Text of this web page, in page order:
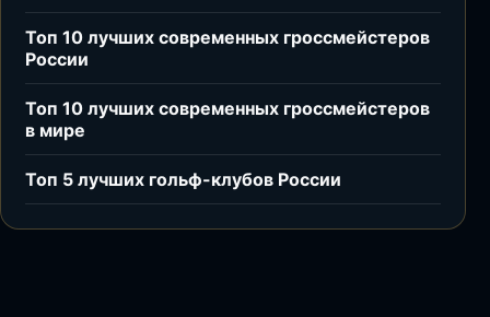
Топ 10 лучших современных гроссмейстеров
России
Топ 10 лучших современных гроссмейстеров
в мире
Топ 5 лучших гольф-клубов России